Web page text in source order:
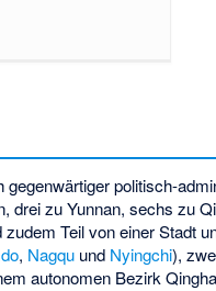
gegenwärtiger politisch-
drei zu Yunnan, sechs zu
Teil von einer Stadt
, Nagqu und Nyingchi),
autonomen Bezirk